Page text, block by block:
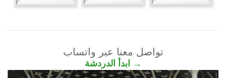
تواصل معنا عبر واتساب
ابدأ الدردشة →